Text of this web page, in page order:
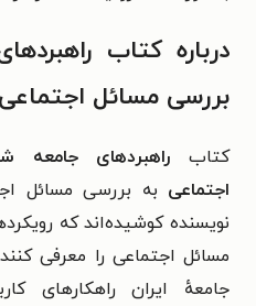
درباره کتاب
بررسی مسائل اجتماعی
کتاب راهبردهای جامعه
اجتماعی به بررسی مسائل
نویسنده کوشیده‌اند که
مسائل اجتماعی را معرفی
جامعهٔ ایران راهکارهای